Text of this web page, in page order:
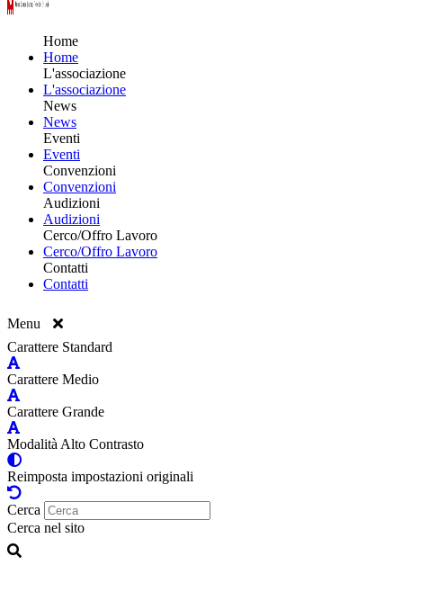
Home
Home
L'associazione
L'associazione
News
News
Eventi
Eventi
Convenzioni
Convenzioni
Audizioni
Audizioni
Cerco/Offro Lavoro
Cerco/Offro Lavoro
Contatti
Contatti
Menu
Carattere Standard
Carattere Medio
Carattere Grande
Modalità Alto Contrasto
Reimposta impostazioni originali
Cerca
Cerca nel sito